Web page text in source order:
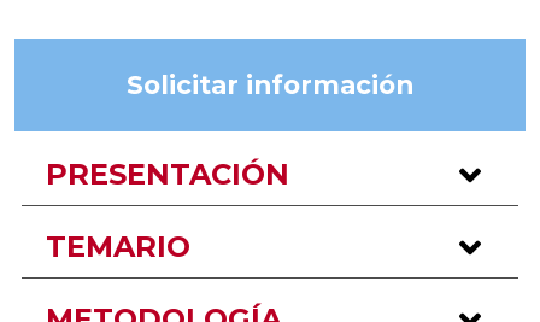
Solicitar información
PRESENTACIÓN
TEMARIO